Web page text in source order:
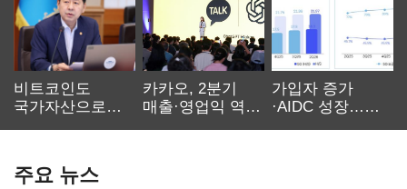
비트코인도
국가자산으로…'
카카오, 2분기
매출·영업익 역대
가입자 증가
·AIDC 성장…
주요 뉴스